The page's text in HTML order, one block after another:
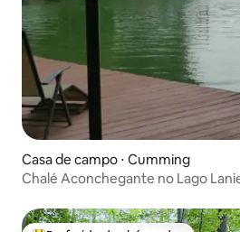
Casa de campo ⋅ Cumming
Chalé Aconchegante no Lago